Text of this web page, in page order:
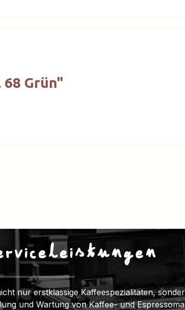
Grün"
nur erstklassige Kaffeespezialitäten,
und Wartung von Kaffee- und